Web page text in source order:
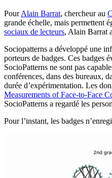
PourAlain Barrat, chercheur au
grande échelle, mais permettent
sociaux de lecteurs, Alain Barrat
Sociopatterns a développé une
porteurs de badges. Ces badges
SocioPatterns ne sont pas
conférences, dans des bureaux,
durée d’expérimentation. Les
Measurements of Face-to-Face
SocioPatterns a regardé les
Pour l’instant, les badges